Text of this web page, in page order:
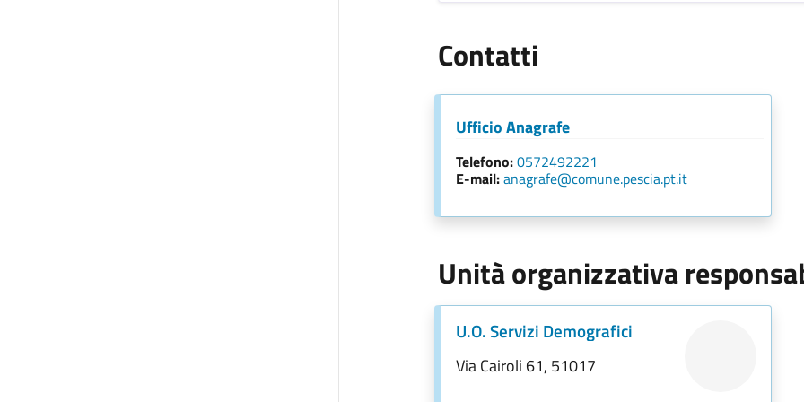
Contatti
Ufficio Anagrafe
Telefono:0572492221
E-mail:anagrafe@comune.pescia.pt.it
Unità organizzativa
U.O. Servizi Demografici
Via Cairoli 61, 51017